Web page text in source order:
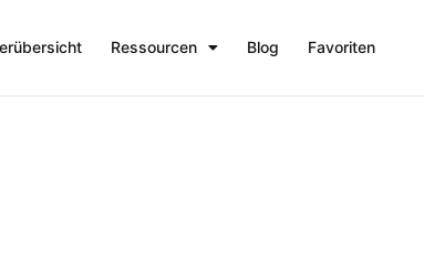
Ressourcen Blog Favoriten